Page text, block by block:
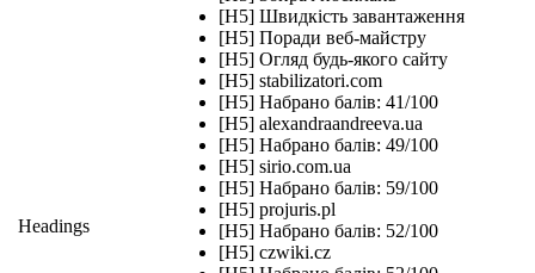
Headings
[H5] Швидкість завантаження
[H5] Поради веб-майстру
[H5] Огляд будь-якого сайту
[H5] stabilizatori.com
[H5] Набрано балів: 41/100
[H5] alexandraandreeva.ua
[H5] Набрано балів: 49/100
[H5] sirio.com.ua
[H5] Набрано балів: 59/100
[H5] projuris.pl
[H5] Набрано балів: 52/100
[H5] czwiki.cz